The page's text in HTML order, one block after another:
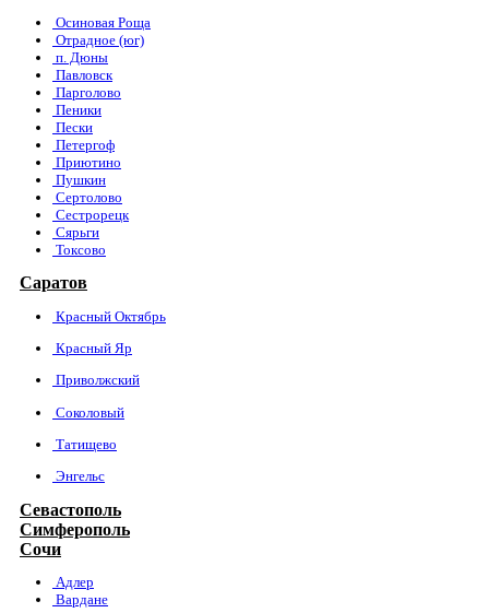
Осиновая Роща
Отрадное (юг)
п. Дюны
Павловск
Парголово
Пеники
Пески
Петергоф
Приютино
Пушкин
Сертолово
Сестрорецк
Сярьги
Токсово
Саратов
Красный Октябрь
Красный Яр
Приволжский
Соколовый
Татищево
Энгельс
Севастополь
Симферополь
Сочи
Адлер
Вардане